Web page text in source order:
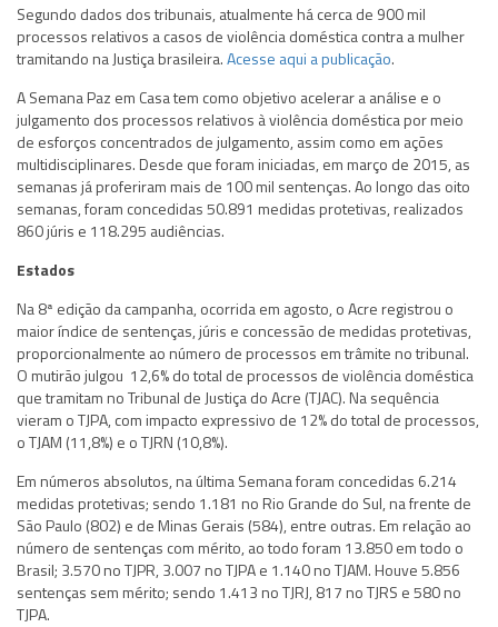
Segundo dados dos tribunais, atualmente há cerca de 900 mil
processos relativos a casos de violência doméstica contra a mulher
tramitando na Justiça brasileira.Acesse aqui a publicação.
A Semana Paz em Casa tem como objetivo acelerar a análise e o
julgamento dos processos relativos à violência doméstica por meio
de esforços concentrados de julgamento, assim como em ações
multidisciplinares. Desde que foram iniciadas, em março de 2015, as
semanas já proferiram mais de 100 mil sentenças. Ao longo das oito
semanas, foram concedidas 50.891 medidas protetivas, realizados
860 júris e 118.295 audiências.
Estados
Na 8ª edição da campanha, ocorrida em agosto, o Acre registrou o
maior índice de sentenças, júris e concessão de medidas protetivas,
proporcionalmente ao número de processos em trâmite no tribunal.
O mutirão julgou 12,6% do total de processos de violência doméstica
que tramitam no Tribunal de Justiça do Acre (TJAC). Na sequência
vieram o TJPA, com impacto expressivo de 12% do total de processos,
o TJAM (11,8%) e o TJRN (10,8%).
Em números absolutos, na última Semana foram concedidas 6.214
medidas protetivas; sendo 1.181 no Rio Grande do Sul, na frente de
São Paulo (802) e de Minas Gerais (584), entre outras. Em relação ao
número de sentenças com mérito, ao todo foram 13.850 em todo o
Brasil; 3.570 no TJPR, 3.007 no TJPA e 1.140 no TJAM. Houve 5.856
sentenças sem mérito; sendo 1.413 no TJRJ, 817 no TJRS e 580 no
TJPA.